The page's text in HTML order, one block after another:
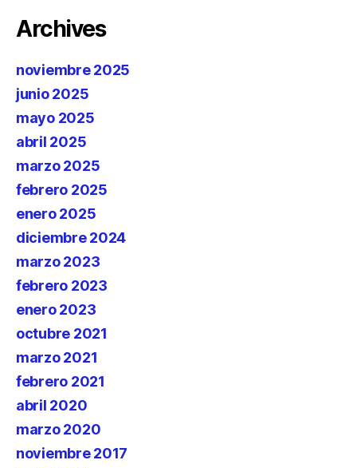
Archives
noviembre 2025
junio 2025
mayo 2025
abril 2025
marzo 2025
febrero 2025
enero 2025
diciembre 2024
marzo 2023
febrero 2023
enero 2023
octubre 2021
marzo 2021
febrero 2021
abril 2020
marzo 2020
noviembre 2017